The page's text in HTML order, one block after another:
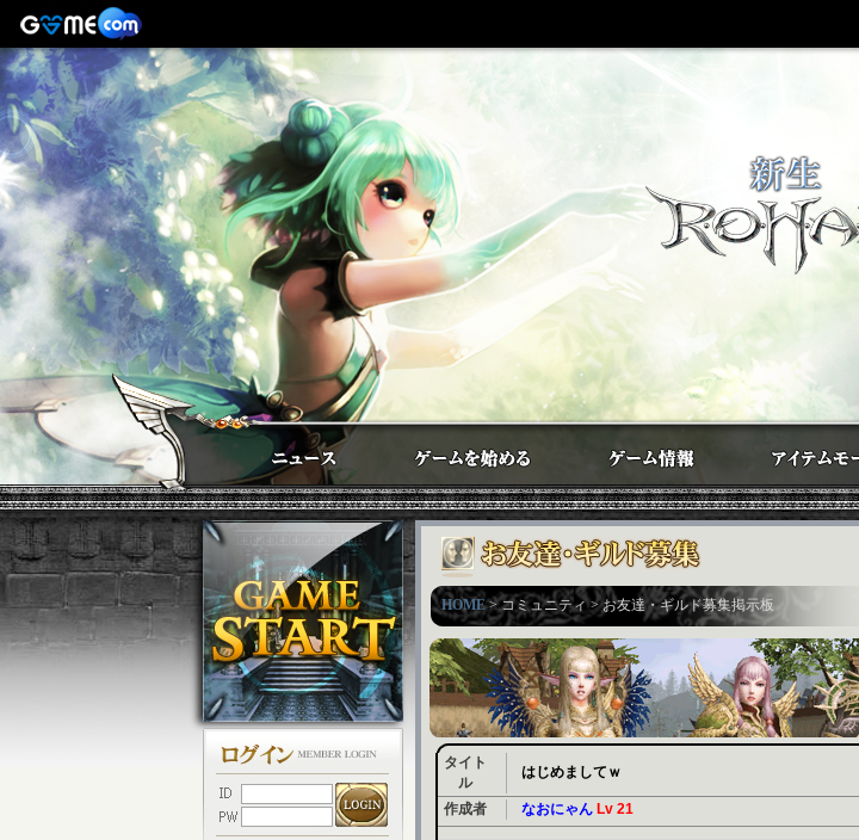
HOME> コミュニティ > お友達・ギルド募集掲示板
タイト
ル
はじめましてｗ
作成者 なおにゃん Lv 21